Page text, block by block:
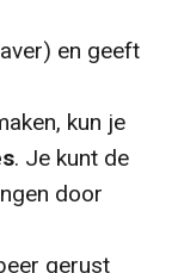
en geeft
kun je
. Je kunt de
door
gerust